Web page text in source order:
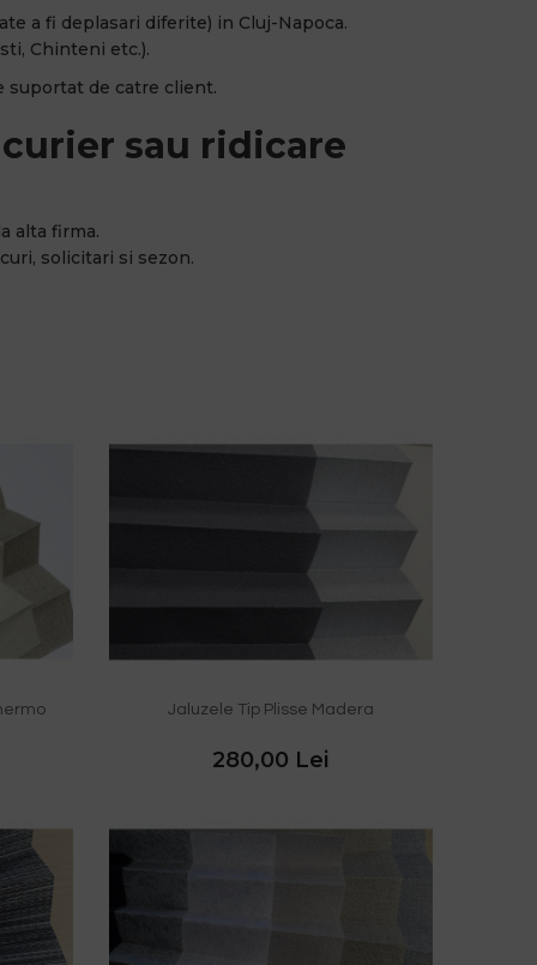
a fi deplasari diferite) in Cluj-Napoca.
Chinteni etc.).
suportat de catre client.
sau ridicare
alta firma.
solicitari si sezon.
Jaluzele Tip Plisse Madera
280,00 Lei